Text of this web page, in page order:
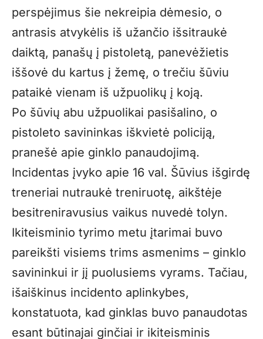
perspėjimus šie nekreipia dėmesio, o
antrasis atvykėlis iš užančio išsitraukė
daiktą, panašų į pistoletą, panevėžietis
iššovė du kartus į žemę, o trečiu šūviu
pataikė vienam iš užpuolikų į koją.
Po šūvių abu užpuolikai pasišalino, o
pistoleto savininkas iškvietė policiją,
pranešė apie ginklo panaudojimą.
Incidentas įvyko apie 16 val. Šūvius išgirdę
treneriai nutraukė treniruotę, aikštėje
besitreniravusius vaikus nuvedė tolyn.
Ikiteisminio tyrimo metu įtarimai buvo
pareikšti visiems trims asmenims – ginklo
savininkui ir jį puolusiems vyrams. Tačiau,
išaiškinus incidento aplinkybes,
konstatuota, kad ginklas buvo panaudotas
esant būtinajai ginčiai ir ikiteisminis